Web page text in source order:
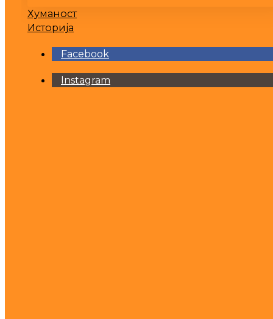
Хуманост
Историја
Facebook
Instagram